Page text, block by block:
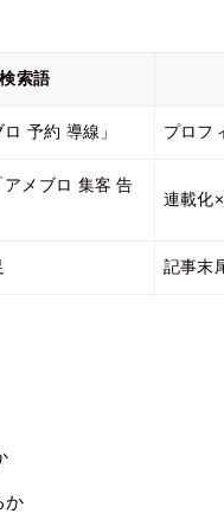
索語
予約 導線」 プロフ
メブロ 集客 告
連載化
記事末
か